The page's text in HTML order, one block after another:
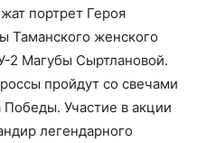
портрет Героя
Таманского женского
2 Магубы Сыртлановой.
пройдут со свечами
Победы. Участие в акции
легендарного